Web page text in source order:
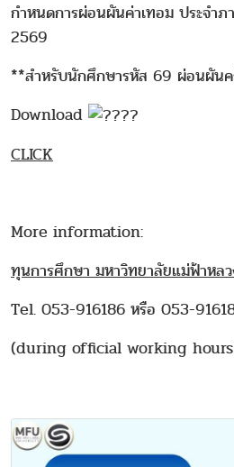
กำหนดการผ่อนผันค่าเทอม ประจำภ
2569
**สำหรับนักศึกษารหัส 69 ผ่อนผัน
Download
CLICK
More information:
ทุนการศึกษา มหาวิทยาลัยแม่ฟ้าหล
Tel. 053-916186 หรือ 053-
(during official working